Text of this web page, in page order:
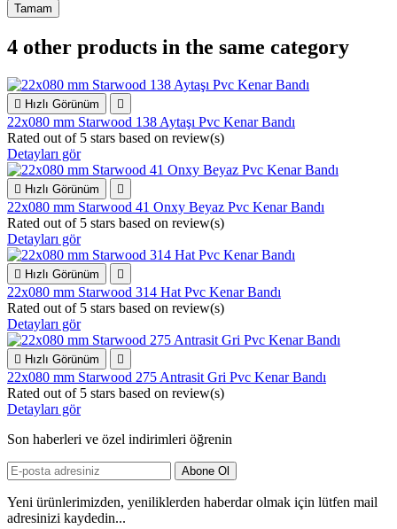
Tamam
4 other products in the same category
 Hızlı Görünüm 
22x080 mm Starwood 138 Aytaşı Pvc Kenar Bandı
Rated out of 5 stars based on review(s)
Detayları gör
 Hızlı Görünüm 
22x080 mm Starwood 41 Onxy Beyaz Pvc Kenar Bandı
Rated out of 5 stars based on review(s)
Detayları gör
 Hızlı Görünüm 
22x080 mm Starwood 314 Hat Pvc Kenar Bandı
Rated out of 5 stars based on review(s)
Detayları gör
 Hızlı Görünüm 
22x080 mm Starwood 275 Antrasit Gri Pvc Kenar Bandı
Rated out of 5 stars based on review(s)
Detayları gör
Son haberleri ve özel indirimleri öğrenin
Yeni ürünlerimizden, yeniliklerden haberdar olmak için lütfen mail
adresinizi kaydedin...